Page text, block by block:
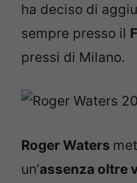
ha deciso di
sempre presso il
pressi di Milano.
Roger Waters
un’assenza oltre